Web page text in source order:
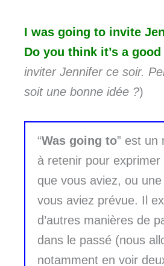
I was going to invite
Do you think it’s a good
inviter Jennifer ce soir.
soit une bonne idée ?)
“Was going to” est un
à retenir pour exprimer
que vous aviez, ou
vous aviez prévue. Il
d’autres manières de
dans le passé (nous
notamment en voir